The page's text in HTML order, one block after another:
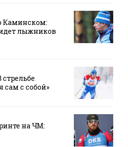
Каминском:
лыжников
сам с собой»
на ЧМ: